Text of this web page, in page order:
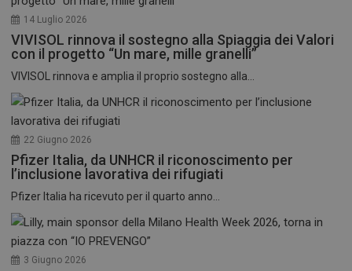
14 Luglio 2026
VIVISOL rinnova il sostegno alla Spiaggia dei Valori
con il progetto “Un mare, mille granelli”
VIVISOL rinnova e amplia il proprio sostegno alla...
22 Giugno 2026
Pfizer Italia, da UNHCR il riconoscimento per
l’inclusione lavorativa dei rifugiati
Pfizer Italia ha ricevuto per il quarto anno...
3 Giugno 2026